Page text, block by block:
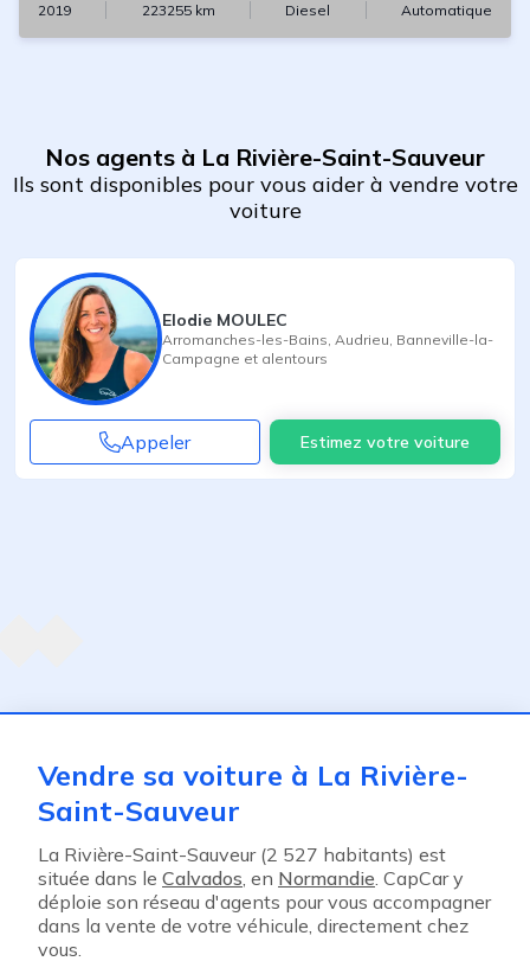
2019 223255km Diesel Automatique
Nos agents à La Rivière-Saint-Sauveur
Ils sont disponibles pour vous aider à vendre votre
voiture
Elodie MOULEC
Arromanches-les-Bains Audrieu Banneville-la-
Campagne et alentours
Appeler Estimez votre voiture
Vendre sa voiture à La Rivière-
Saint-Sauveur
La Rivière-Saint-Sauveur (2 527 habitants) est
située dans le Calvados, en Normandie. CapCar y
déploie son réseau d'agents pour vous accompagner
dans la vente de votre véhicule, directement chez
vous.